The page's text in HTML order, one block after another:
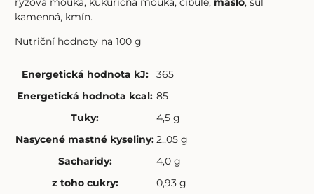
kamenná, kmín.
Nutriční hodnoty na 100 g
Energetická hodnota kJ:
365
Energetická hodnota kcal: 85
Tuky:
4,5 g
Nasycené mastné kyseliny:2,,05 g
Sacharidy:
4,0 g
z toho cukry:
0,93 g